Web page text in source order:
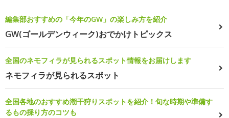
編集部おすすめの「今年のGW」の楽しみ方を紹介
GW(ゴールデンウィーク)おでかけトピックス
全国のネモフィラが見られるスポット情報をお届けします
ネモフィラが見られるスポット
全国各地のおすすめ潮干狩りスポットを紹介！旬な時期や準備す
るもの採り方のコツも